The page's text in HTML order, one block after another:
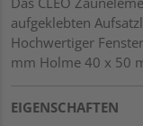
aufgeklebten
Hochwertiger
mm Holme 40 x 50
EIGENSCHAFTEN